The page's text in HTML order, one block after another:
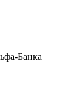
Банка